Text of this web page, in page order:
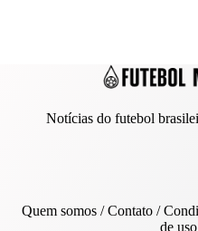
Notícias do futebol
Quem somos/Contato/
de uso